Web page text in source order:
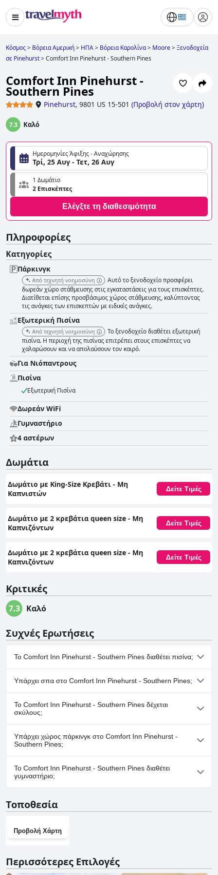
Κόσμος> Βόρεια Αμερική> ΗΠΑ> Βόρεια Καρολίνα> Moore>Ξενοδοχεία
σε Pinehurst>Comfort Inn Pinehurst - Southern Pines
Comfort Inn Pinehurst -
Southern Pines
Pinehurst, 9801 US 15-501 (Προβολή στον χάρτη)
7.3 Καλό
Ημερομηνίες Άφιξης - Αναχώρησης
Τρί, 25 Αυγ - Τετ, 26 Αυγ
1 Δωμάτιο
2 Επισκέπτες
Ελέγξτε τη διαθεσιμότητα
Πληροφορίες
Κατηγορίες
Πάρκινγκ
Από τεχνητή νοημοσύνη
Αυτό το ξενοδοχείο προσφέρει
δωρεάν χώρο στάθμευσης στις εγκαταστάσεις για τους επισκέπτες.
Διατίθεται επίσης προσβάσιμος χώρος στάθμευσης, καλύπτοντας
τις ανάγκες των επισκεπτών με ειδικές ανάγκες.
Εξωτερική Πισίνα
Από τεχνητή νοημοσύνη
Το ξενοδοχείο διαθέτει εξωτερική
πισίνα. Η περιοχή της πισίνας επιτρέπει στους επισκέπτες να
χαλαρώσουν και να απολαύσουν τον καιρό.
Για Νιόπαντρους
Πισίνα
Εξωτερική Πισίνα
Δωρεάν WiFi
Γυμναστήριο
4 αστέρων
Δωμάτια
Δωμάτιο με King-Size Κρεβάτι - Μη
Καπνιστών
Δείτε Τιμές
Δωμάτιο με 2 κρεβάτια queen size - Μη
Καπνιζόντων
Δείτε Τιμές
Δωμάτιο με 2 κρεβάτια queen size - Μη
Καπνιζόντων
Δείτε Τιμές
Κριτικές
7.3 Καλό
Συχνές Ερωτήσεις
Το Comfort Inn Pinehurst - Southern Pines διαθέτει πισίνα;
Ναι, το Comfort Inn Pinehurst - Southern Pines διαθέτει πισίνα/
πισίνες που ανήκουν σε μία ή περισσότερες από τις ακόλουθες
κατηγορίες: Εξωτερική Πισίνα.
Υπάρχει σπα στο Comfort Inn Pinehurst - Southern Pines;
Όχι, το Comfort Inn Pinehurst - Southern Pines δεν διαθέτει
σπα.
Το Comfort Inn Pinehurst - Southern Pines δέχεται
σκύλους;
Όχι, το Comfort Inn Pinehurst - Southern Pines δεν δέχεται
σκύλους.
Υπάρχει χώρος πάρκινγκ στο Comfort Inn Pinehurst -
Southern Pines;
Ναι, υπάρχουν εγκαταστάσεις πάρκινγκ στο Comfort Inn
Pinehurst - Southern Pines.
Το Comfort Inn Pinehurst - Southern Pines διαθέτει
γυμναστήριο;
γυμναστήριο.
Τοποθεσία
Προβολή Χάρτη
Περισσότερες Επιλογές